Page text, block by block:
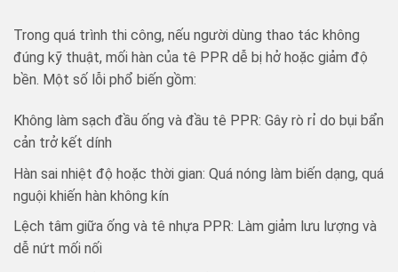
Trong quá trình thi công, nếu người dùng thao tác không
đúng kỹ thuật, mối hàn của tê PPR dễ bị hở hoặc giảm độ
bền. Một số lỗi phổ biến gồm:
Không làm sạch đầu ống và đầu tê PPR: Gây rò rỉ do bụi bẩn
cản trở kết dính
Hàn sai nhiệt độ hoặc thời gian: Quá nóng làm biến dạng, quá
nguội khiến hàn không kín
Lệch tâm giữa ống và tê nhựa PPR: Làm giảm lưu lượng và
dễ nứt mối nối